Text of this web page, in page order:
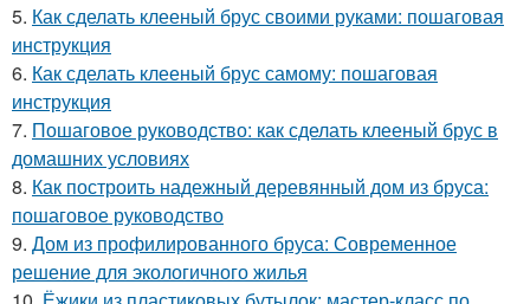
5. Как сделать клееный брус своими руками: пошаговая
инструкция
6. Как сделать клееный брус самому: пошаговая
инструкция
7. Пошаговое руководство: как сделать клееный брус в
домашних условиях
8. Как построить надежный деревянный дом из бруса:
пошаговое руководство
9. Дом из профилированного бруса: Современное
решение для экологичного жилья